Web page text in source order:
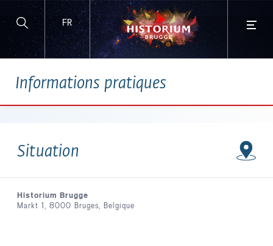
FR
ACHETEZ EN LIGNE
et bénéficiez des avantages !
Informations pratiques
Situation
Historium Brugge
Markt 1, 8000 Bruges, Belgique